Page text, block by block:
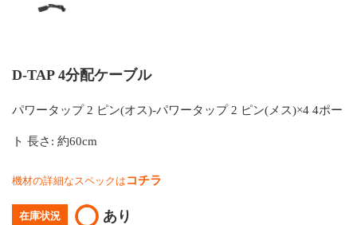
D-TAP 4分配ケーブル
パワータップ 2 ピン(オス)-パワータップ 2 ピン(メス)×4 4ポー
ト 長さ: 約60cm
機材の詳細なスペックは コチラ
在庫状況 あり